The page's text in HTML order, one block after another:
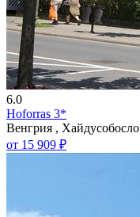
6.0
Hoforras 3*
Венгрия , Хайдусобосло
от 15 909 ₽